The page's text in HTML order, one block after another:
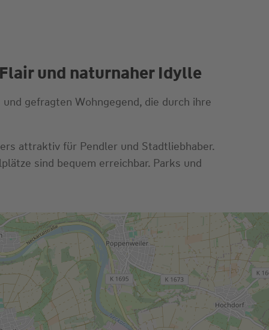
und naturnaher Idylle
gefragten Wohngegend, die durch ihre
attraktiv für Pendler und Stadtliebhaber.
sind bequem erreichbar. Parks und